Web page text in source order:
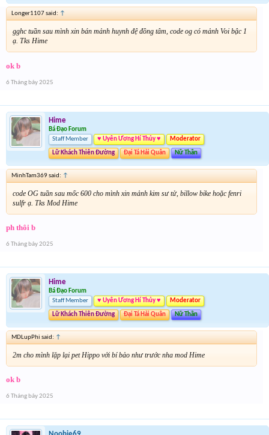
Longer1107 said: ↑
gghc tuần sau mình xin bán mảnh huynh đệ đồng tâm, code og có mảnh Voi bậc 1
ạ. Tks Hime
ok b
6 Tháng bảy 2025
Hime
Bá Đạo Forum
Staff Member
♥ Uyên Ương Hí Thủy ♥ Moderator
Lữ Khách Thiên Đường Đại Tá Hải Quân Nữ Thần
MinhTam369 said: ↑
code OG tuần sau mốc 600 cho mình xin mảnh kim sư tử, billow bike hoặc fenri
sulfr ạ. Tks Mod Hime
ph thôi b
6 Tháng bảy 2025
Hime
Bá Đạo Forum
Staff Member
♥ Uyên Ương Hí Thủy ♥ Moderator
Lữ Khách Thiên Đường Đại Tá Hải Quân Nữ Thần
MDLupPhi said: ↑
2m cho mình lặp lại pet Hippo với bí bảo như trước nha mod Hime
ok b
6 Tháng bảy 2025